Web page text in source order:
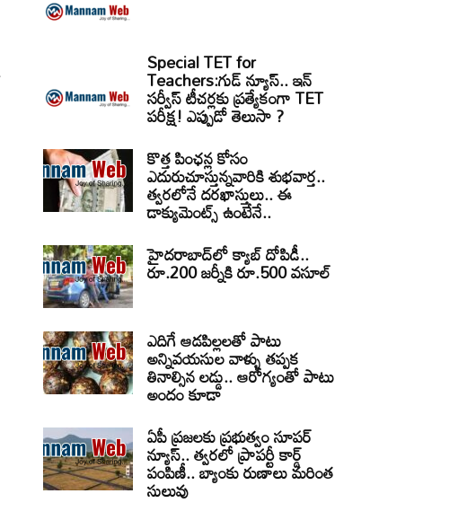
Special TET for
Teachers:గుడ్ న్యూస్.. ఇన్
సర్వీస్ టీచర్లకు ప్రత్యేకంగా TET
పరీక్ష! ఎప్పుడో తెలుసా ?
కొత్త పింఛన్ల కోసం
ఎదురుచూస్తున్నవారికి శుభవార్త..
త్వరలోనే దరఖాస్తులు.. ఈ
డాక్యుమెంట్స్ ఉంటేనే..
హైదరాబాద్‌లో క్యాబ్‌ దోపిడీ..
రూ.200 జర్నీకి రూ.500 వసూల్
ఎదిగే ఆడపిల్లలతో పాటు
అన్నివయసుల వాళ్ళు తప్పక
తినాల్సిన లడ్డు.. ఆరోగ్యంతో పాటు
అందం కూడా
ఏపీ ప్రజలకు ప్రభుత్వం సూపర్
న్యూస్.. త్వరలో ప్రాపర్టీ కార్డ్
పంపిణీ.. బ్యాంకు రుణాలు మరింత
సులువు